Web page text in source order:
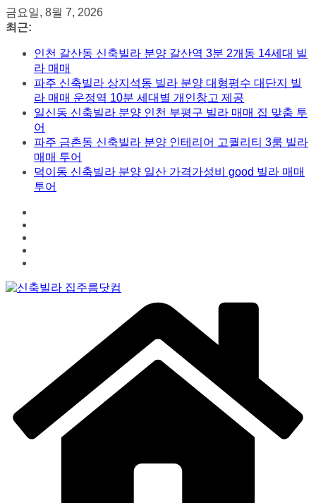
콘
텐
금요일, 8월 7, 2026
최근:
인천 갈산동 신축빌라 분양 갈산역 3분 2개동 14세대 빌
라 매매
파주 신축빌라 상지석동 빌라 분양 대형평수 대단지 빌
라 매매 운정역 10분 세대별 개인창고 제공
일신동 신축빌라 분양 인천 부평구 빌라 매매 집 맞춤 투
어
파주 금촌동 신축빌라 분양 인테리어 고퀄리티 3룸 빌라
매매 투어
덕이동 신축빌라 분양 일산 가격가성비 good 빌라 매매
투어